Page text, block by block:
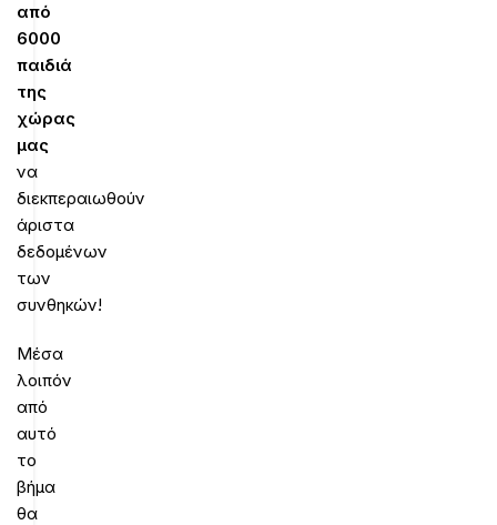
από
6000
παιδιά
της
χώρας
μας
να
διεκπεραιωθούν
άριστα
δεδομένων
των
συνθηκών!
Μέσα
λοιπόν
από
αυτό
το
βήμα
θα